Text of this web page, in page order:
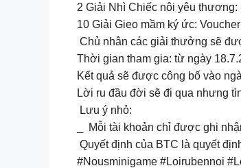
2 Giải Nhì Chiếc nôi yêu
10 Giải Gieo mầm ký ức:
Chủ nhân các giải thưởng sẽ
️Thời gian tham gia: từ ngày
️Kết quả sẽ được công bố vào
Lời ru đầu đời sẽ đi qua nhưng
Lưu ý nhỏ:
_ Mỗi tài khoản chỉ được ghi
Quyết định của BTC là quyết
#Nousminigame #Loirubennoi